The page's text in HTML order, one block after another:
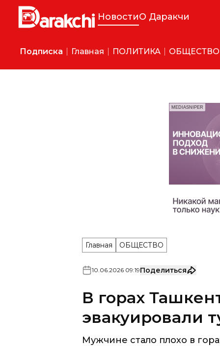
НовостиО Даракчи
Подписка Главная ПОЛИТИКА ОБЩЕСТВО
MEDIASNIPER
Главная ОБЩЕСТВО
10.06.2026 09:19Поделиться
В горах
эвакуировали
Мужчине стало плохо в